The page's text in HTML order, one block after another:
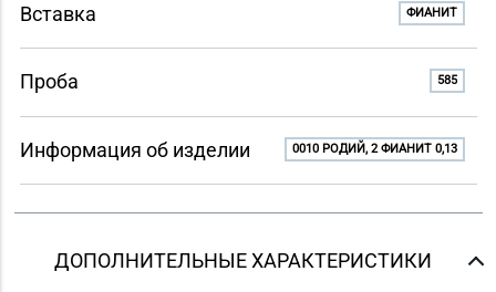
Вставка ФИАНИТ
Проба 585
Информация об изделии 0010 РОДИЙ, 2 ФИАНИТ 0,13
ДОПОЛНИТЕЛЬНЫЕ ХАРАКТЕРИСТИКИ